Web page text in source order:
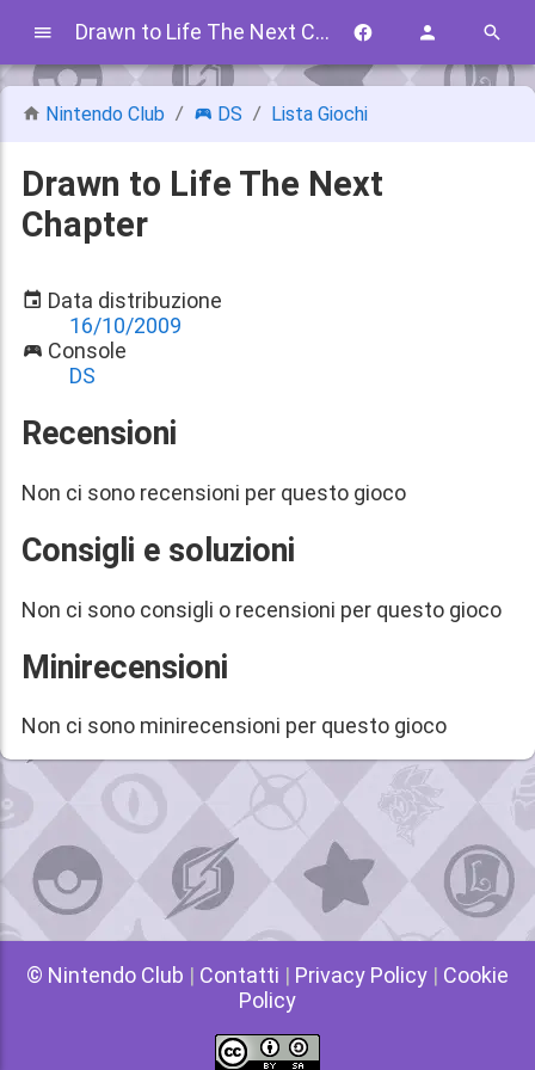
Drawn to Life The Next Chapter
Nintendo Club DS Lista Giochi
Drawn to Life The Next
Chapter
Data distribuzione
16/10/2009
Console
DS
Recensioni
Non ci sono recensioni per questo gioco
Consigli e soluzioni
Non ci sono consigli o recensioni per questo gioco
Minirecensioni
Non ci sono minirecensioni per questo gioco
© Nintendo Club | Contatti | Privacy Policy | Cookie
Policy